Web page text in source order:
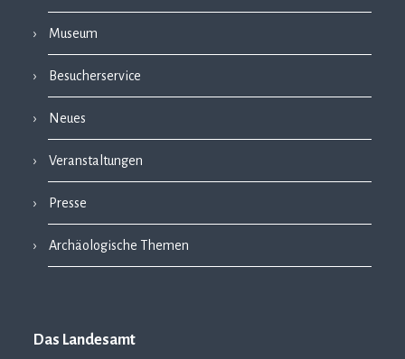
Museum
Besucherservice
Neues
Veranstaltungen
Presse
Archäologische Themen
Das Landesamt